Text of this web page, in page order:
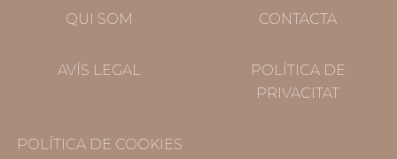
QUI SOM CONTACTA
AVÍS LEGAL
POLÍTICA DE
PRIVACITAT
POLÍTICA DE COOKIES